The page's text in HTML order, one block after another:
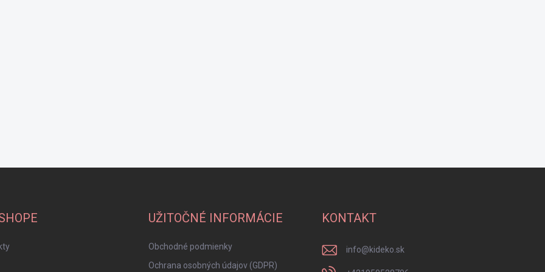
UŽITOČNÉ INFORMÁCIE
Obchodné podmienky
Ochrana osobných údajov (GDPR)
KONTAKT
info@kideko.sk